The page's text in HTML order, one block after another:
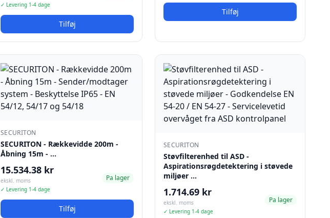
✓ Levering 1-4 dage
Tilføj
Tilføj
SECURITON
SECURITON - Rækkevidde 200m -
Åbning 15m - …
15.534.38 kr
ekskl. moms
✓ Levering 1-4 dage
Pa lager
Tilføj
SECURITON
Støvfilterenhed til ASD -
Aspirationsrøgdetektering i støvede
miljøer …
1.714.69 kr
ekskl. moms
✓ Levering 1-4 dage
Pa lager